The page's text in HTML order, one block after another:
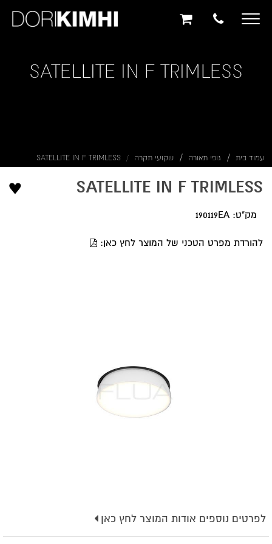
נגישות
ראשי
ראשיToggle
SATELLITE IN F TRIMLESS
עמוד בית גופי תאורה שקועי תקרה SATELLITE IN F TRIMLESS
SATELLITE IN F TRIMLESS
מק"ט: 190119EA
להורדת מפרט הטכני של המוצר לחץ כאן:
♥
לפרטים נוספים אודות המוצר לחץ כאן